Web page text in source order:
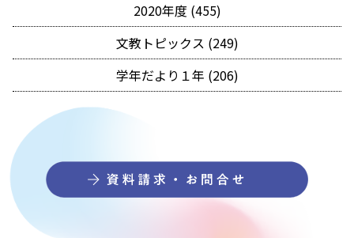
2020年度 (455)
文教トピックス (249)
学年だより１年 (206)